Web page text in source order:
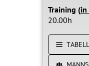
Training (in
20.00h